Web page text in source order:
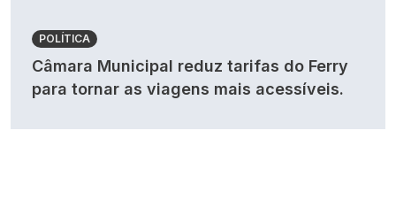
POLÍTICA
Câmara Municipal reduz tarifas do Ferry
para tornar as viagens mais acessíveis.